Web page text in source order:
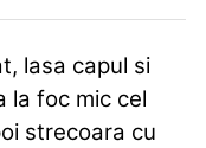
lasa capul si
la foc mic cel
strecoara cu